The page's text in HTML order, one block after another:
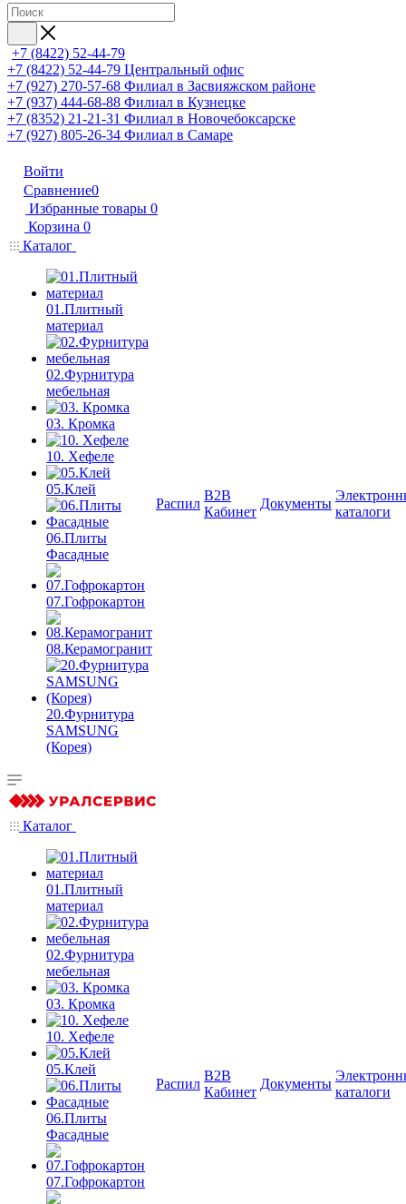
+7 (8422) 52-44-79
+7 (8422) 52-44-79 Центральный офис
+7 (927) 270-57-68 Филиал в Засвияжском районе
+7 (937) 444-68-88 Филиал в Кузнецке
+7 (8352) 21-21-31 Филиал в Новочебоксарске
+7 (927) 805-26-34 Филиал в Самаре
Войти
Сравнение0
Избранные товары 0
Корзина 0
Каталог
01.Плитный
материал
02.Фурнитура
мебельная
03. Кромка
10. Хефеле
05.Клей
06.Плиты
Фасадные
07.Гофрокартон
08.Керамогранит
20.Фурнитура
SAMSUNG
(Корея)
Распил
B2B
Кабинет
Документы
каталоги
Каталог
01.Плитный
материал
02.Фурнитура
мебельная
03. Кромка
10. Хефеле
05.Клей
06.Плиты
Фасадные
07.Гофрокартон
Распил
B2B
Кабинет
Документы
каталоги